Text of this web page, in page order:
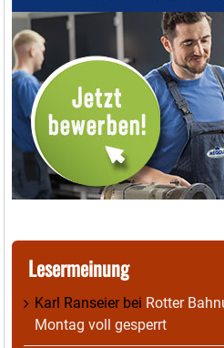
Lesermeinung
Karl Ranseierbei Rotter
Montag voll gesperrt